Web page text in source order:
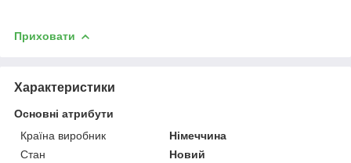
Приховати
Характеристики
Основні атрибути
Країна виробник
Німеччина
Стан
Новий